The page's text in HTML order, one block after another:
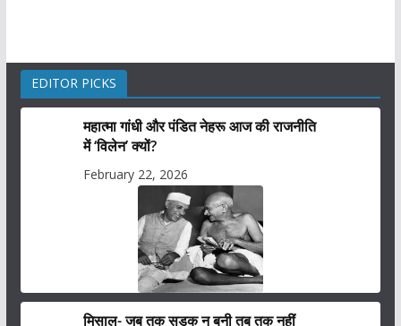
EDITOR PICKS
महात्मा गांधी और पंडित नेहरू आज की राजनीति
में ‘विलेन’ क्यों?
February 22, 2026
मिसाल- जब तक सड़क न बनी तब तक नहीं